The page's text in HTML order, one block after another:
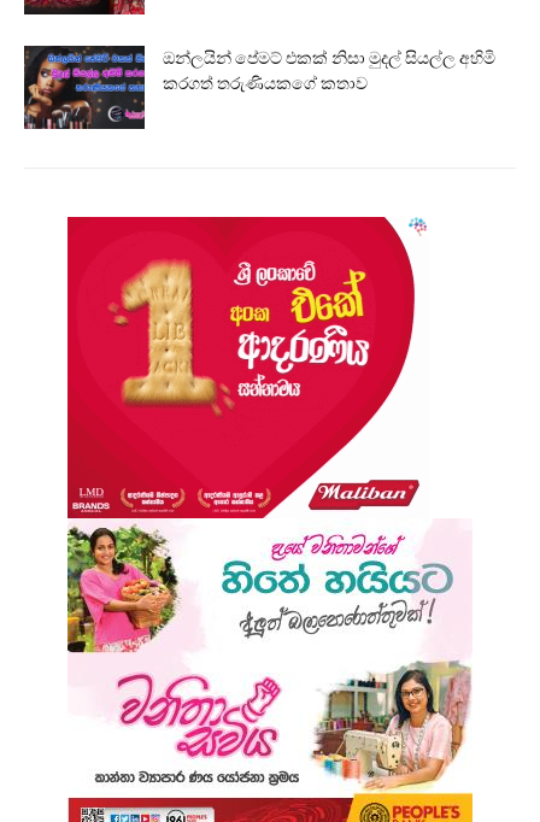
ඔන්ලයින් පේමට් එකක් නිසා මුදල් සියල්ල අහිමි
කරගත් තරුණියකගේ කතාව